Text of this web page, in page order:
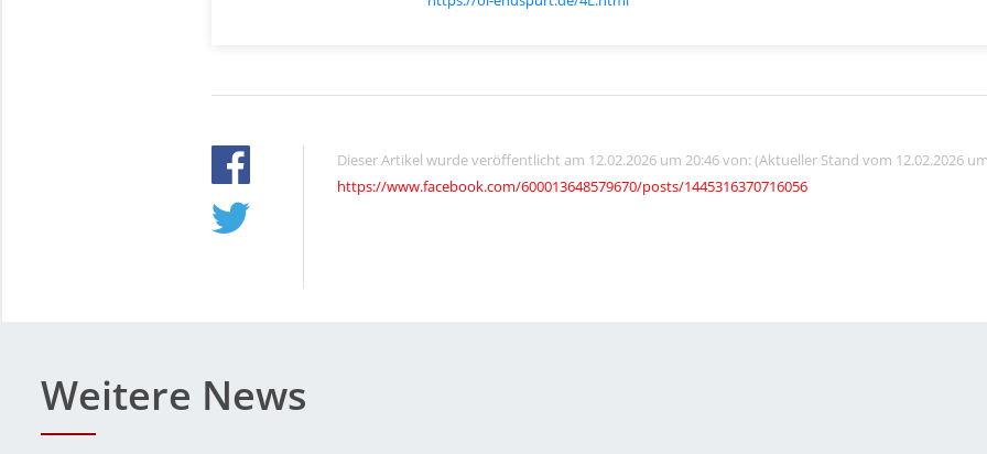
Dieser Artikel wurde veröffentlicht am 12.02.2026 um 20:46 von: (Aktueller Stand vom 12.02.2026
https://www.facebook.com/600013648579670/posts/1445316370716056
Weitere News